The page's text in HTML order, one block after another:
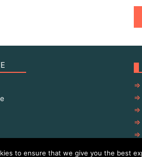
to ensure that we give you the best